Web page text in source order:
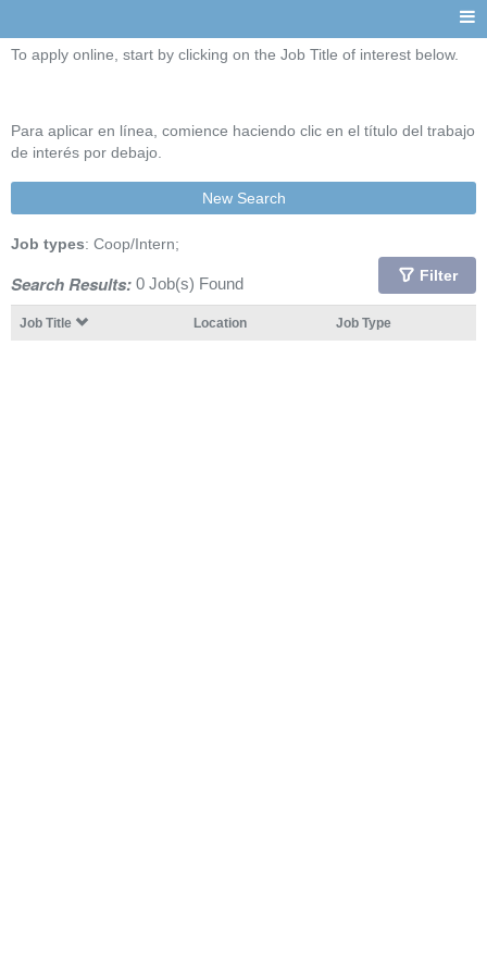
To apply online, start by clicking on the Job Title of interest below.
Para aplicar en línea, comience haciendo clic en el título del trabajo
de interés por debajo.
New Search
Job types: Coop/Intern;
Search Results: 0 Job(s) Found Filter
Job Title Location Job Type